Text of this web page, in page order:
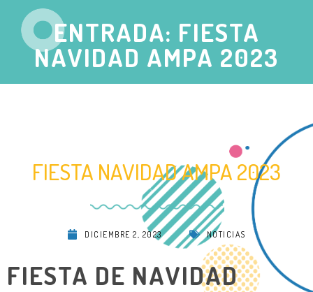
ENTRADA: FIESTA
NAVIDAD AMPA 2023
FIESTA NAVIDAD AMPA 2023
DICIEMBRE 2, 2023 NOTICIAS
FIESTA DE NAVIDAD